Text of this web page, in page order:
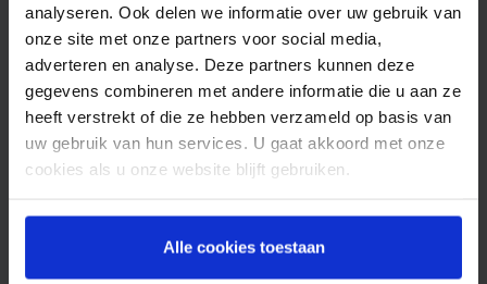
analyseren. Ook delen we informatie over uw gebruik van
onze site met onze partners voor social media,
adverteren en analyse. Deze partners kunnen deze
gegevens combineren met andere informatie die u aan ze
heeft verstrekt of die ze hebben verzameld op basis van
uw gebruik van hun services. U gaat akkoord met onze
cookies als u onze website blijft gebruiken.
Alle cookies toestaan